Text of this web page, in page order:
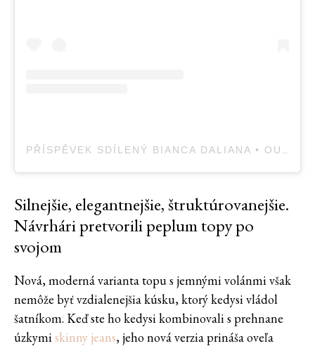
PŘÍSPĚVEK SDÍLENÝ BIANCA DALIANA • OUTFIT INSPO (@BIANCADALIANA)
Silnejšie, elegantnejšie, štruktúrovanejšie.
Návrhári pretvorili peplum topy po
svojom
Nová, moderná varianta topu s jemnými volánmi však
nemôže byť vzdialenejšia kúsku, ktorý kedysi vládol
šatníkom. Keď ste ho kedysi kombinovali s prehnane
úzkymiskinny jeans, jeho nová verzia prináša oveľa